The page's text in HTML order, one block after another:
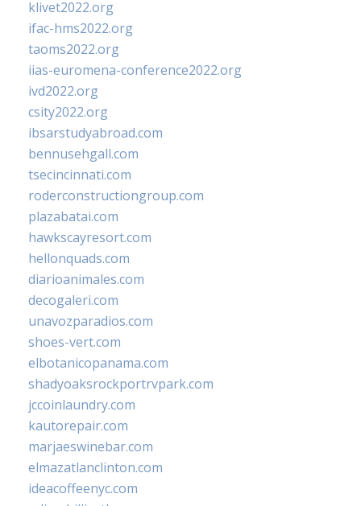
klivet2022.org
ifac-hms2022.org
taoms2022.org
iias-euromena-conference2022.org
ivd2022.org
csity2022.org
ibsarstudyabroad.com
bennusehgall.com
tsecincinnati.com
roderconstructiongroup.com
plazabatai.com
hawkscayresort.com
hellonquads.com
diarioanimales.com
decogaleri.com
unavozparadios.com
shoes-vert.com
elbotanicopanama.com
shadyoaksrockportrvpark.com
jccoinlaundry.com
kautorepair.com
marjaeswinebar.com
elmazatlanclinton.com
ideacoffeenyc.com